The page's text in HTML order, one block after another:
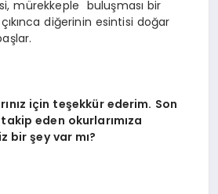
mürekkeple buluşması bir
diğerinin esintisi doğar
için teşekkür ederim. Son
eden okurlarımıza
bir şey var mı?